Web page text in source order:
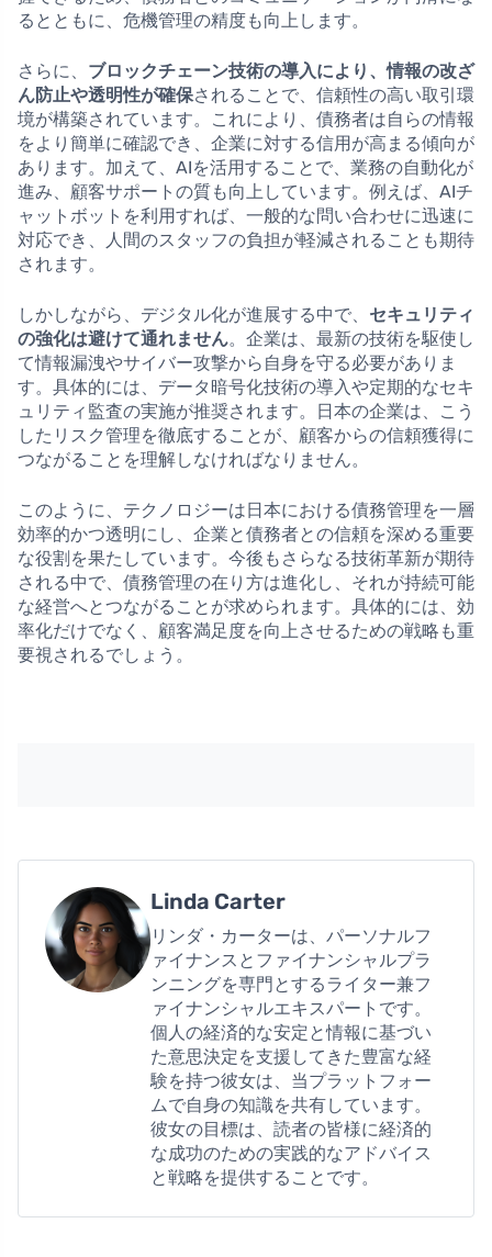
るとともに、危機管理の精度も向上します。
さらに、 ブロックチェーン技術の導入により、情報の改ざ
ん防止や透明性が確保されることで、信頼性の高い取引環
境が構築されています。これにより、債務者は自らの情報
をより簡単に確認でき、企業に対する信用が高まる傾向が
あります。加えて、AIを活用することで、業務の自動化が
進み、顧客サポートの質も向上しています。例えば、AIチ
ャットボットを利用すれば、一般的な問い合わせに迅速に
対応でき、人間のスタッフの負担が軽減されることも期待
されます。
しかしながら、デジタル化が進展する中で、 セキュリティ
の強化は避けて通れません。企業は、最新の技術を駆使し
て情報漏洩やサイバー攻撃から自身を守る必要がありま
す。具体的には、データ暗号化技術の導入や定期的なセキ
ュリティ監査の実施が推奨されます。日本の企業は、こう
したリスク管理を徹底することが、顧客からの信頼獲得に
つながることを理解しなければなりません。
このように、テクノロジーは日本における債務管理を一層
効率的かつ透明にし、企業と債務者との信頼を深める重要
な役割を果たしています。今後もさらなる技術革新が期待
される中で、債務管理の在り方は進化し、それが持続可能
な経営へとつながることが求められます。具体的には、効
率化だけでなく、顧客満足度を向上させるための戦略も重
要視されるでしょう。
Linda Carter
リンダ・カーターは、パーソナルフ
ァイナンスとファイナンシャルプラ
ンニングを専門とするライター兼フ
ァイナンシャルエキスパートです。
個人の経済的な安定と情報に基づい
た意思決定を支援してきた豊富な経
験を持つ彼女は、当プラットフォー
ムで自身の知識を共有しています。
彼女の目標は、読者の皆様に経済的
な成功のための実践的なアドバイス
と戦略を提供することです。